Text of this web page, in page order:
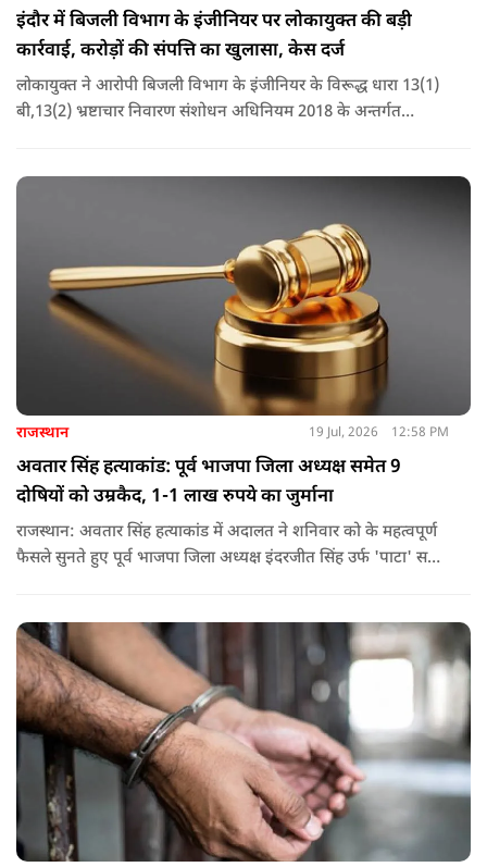
इंदौर में बिजली विभाग के इंजीनियर पर लोकायुक्त की बड़ी
कार्रवाई, करोड़ों की संपत्ति का खुलासा, केस दर्ज
लोकायुक्त ने आरोपी बिजली विभाग के इंजीनियर के विरूद्ध धारा 13(1)
बी,13(2) भ्रष्टाचार निवारण संशोधन अधिनियम 2018 के अन्तर्गत
राजस्थान 19 Jul, 2026 12:58 PM
अवतार सिंह हत्याकांड: पूर्व भाजपा जिला अध्यक्ष समेत 9
दोषियों को उम्रकैद, 1-1 लाख रुपये का जुर्माना
राजस्थान: अवतार सिंह हत्याकांड में अदालत ने शनिवार को के महत्वपूर्ण
फैसले सुनते हुए पूर्व भाजपा जिला अध्यक्ष इंदरजीत सिंह उर्फ ​​'पाटा' समेत